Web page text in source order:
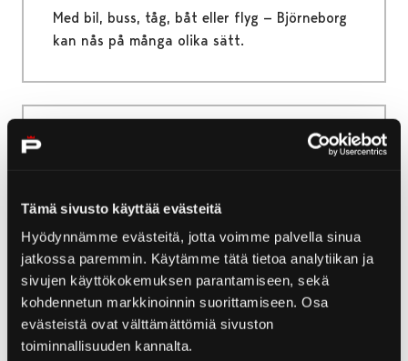
Tämä sivusto käyttää evästeitä
Hyödynnämme evästeitä, jotta voimme palvella sinua
jatkossa paremmin. Käytämme tätä tietoa analytiikan ja
sivujen käyttökokemuksen parantamiseen, sekä
kohdennetun markkinoinnin suorittamiseen. Osa
evästeistä ovat välttämättömiä sivuston
toiminnallisuuden kannalta.
Med bil, buss, tåg, båt eller flyg — Björneborg
kan nås på många olika sätt.
Natur och utflykter i Yyteri
Cykling i Yyteri
Yyter är en utmärkt plats för cykling. Rundan
Karhuluodo är en terrängcykelled i Yyteri. Det
är också möjligt att cykla på rundan
Munakari.